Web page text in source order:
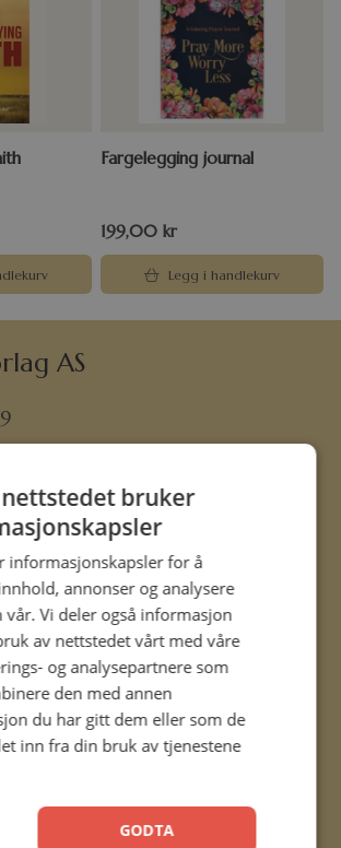
Fargelegging journal
199,00 kr
Legg i handlekurv
AS
50 C, 2007 Kjeller
982
bruker
informasjonskapsler for å
annonser og analysere
vår. Vi deler også informasjon
av nettstedet vårt med våre
og analysepartnere som
den med annen
du har gitt dem eller som de
inn fra din bruk av tjenestene
GODTA